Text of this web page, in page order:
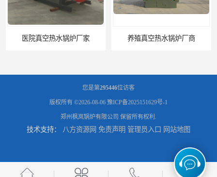
养殖真空热水锅炉厂商
天然气真空炉厂家 湿背式真空热水锅炉厂商
您是第295446位访客
版权所有 ©2026-08-06 豫ICP备2025151629号-1
郑州枫岚锅炉有限公司 保留所有权利.
技术支持： 八方资源网 免责声明 管理员入口 网站地图